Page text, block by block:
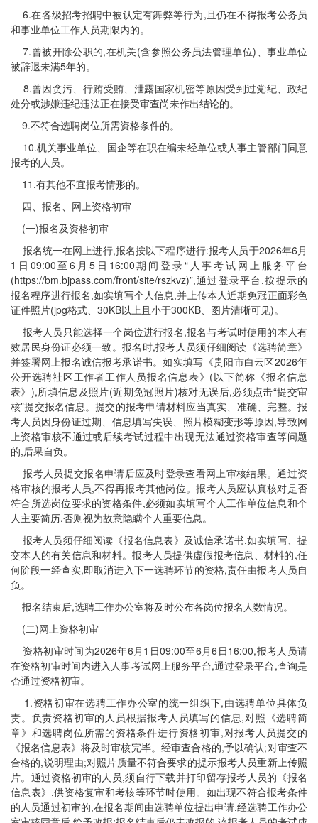
6.在各级招考招聘中被认定有舞弊等行为,且仍在不得报考公务员
和事业单位工作人员期限内的。
7.曾被开除公职的,在机关(含参照公务员法管理单位)、事业单位
被辞退未满5年的。
8.曾因贪污、行贿受贿、泄露国家机密等原因受到过党纪、政纪
处分或涉嫌违纪违法正在接受审查尚未作出结论的。
9.不符合选聘岗位所需资格条件的。
10.机关事业单位、国企等在职在编未经单位或人事主管部门同意
报考的人员。
11.有其他不宜报考情形的。
四、报名、网上资格初审
(一)报名及资格初审
报名统一在网上进行,报名按以下程序进行:报考人员于2026年6月
1日09:00至6月5日16:00期间登录“人事考试网上服务平台
(https://bm.bjpass.com/front/site/rszkvz)”,通过登录平台,按提示的
报名程序进行报名,如实填写个人信息,并上传本人近期免冠正面彩色
证件照片(jpg格式、30KB以上且小于300KB、图片清晰可见)。
报考人员只能选择一个岗位进行报名,报名与考试时使用的本人有
效居民身份证必须一致。报名时,报考人员须仔细阅读《选聘简章》
并签署网上报名诚信报考承诺书。如实填写《贵阳市白云区2026年
公开选聘社区工作者工作人员报名信息表》(以下简称《报名信息
表》),所填信息及照片(近期免冠照片)核对无误后,必须点击“提交审
核”提交报名信息。提交的报考申请材料应当真实、准确、完整。报
考人员因身份证过期、信息填写失误、照片模糊变形等原因,导致网
上资格审核不通过或后续考试过程中出现无法通过资格审查等问题
的,后果自负。
报考人员提交报名申请后应及时登录查看网上审核结果。通过资
格审核的报考人员,不得再报考其他岗位。报考人员应认真核对是否
符合所选岗位要求的资格条件,必须如实填写个人工作单位信息和个
人主要简历,否则视为故意隐瞒个人重要信息。
报考人员须仔细阅读《报名信息表》及诚信承诺书,如实填写、提
交本人的有关信息和材料。报考人员提供虚假报考信息、材料的,任
何阶段一经查实,即取消进入下一选聘环节的资格,责任由报考人员自
负。
报名结束后,选聘工作办公室将及时公布各岗位报名人数情况。
(二)网上资格初审
资格初审时间为2026年6月1日09:00至6月6日16:00,报考人员请
在资格初审时间内进入人事考试网上服务平台,通过登录平台,查询是
否通过资格初审。
1.资格初审在选聘工作办公室的统一组织下,由选聘单位具体负
责。负责资格初审的人员根据报考人员填写的信息,对照《选聘简
章》和选聘岗位所需的资格条件进行资格初审,对报考人员提交的
《报名信息表》将及时审核完毕。经审查合格的,予以确认;对审查不
合格的,说明理由;对照片质量不符合要求的提示报考人员重新上传照
片。通过资格初审的人员,须自行下载并打印留存报考人员的《报名
信息表》,供资格复审和考核等环节时使用。如出现不符合报考条件
的人员通过初审的,在报名期间由选聘单位提出申请,经选聘工作办公